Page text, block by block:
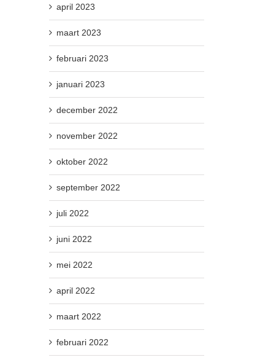
april 2023
maart 2023
februari 2023
januari 2023
december 2022
november 2022
oktober 2022
september 2022
juli 2022
juni 2022
mei 2022
april 2022
maart 2022
februari 2022